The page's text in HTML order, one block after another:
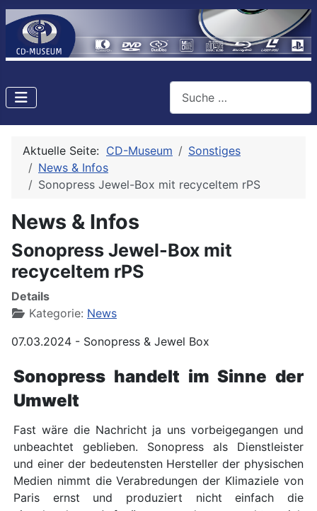
Aktuelle Seite: CD-Museum
Sonstiges
News & Infos
Sonopress Jewel-Box mit recyceltem rPS
News & Infos
Sonopress Jewel-Box mit
recyceltem rPS
Details
Kategorie: News
07.03.2024 - Sonopress & Jewel Box
Sonopress handelt im Sinne der
Umwelt
Fast wäre die Nachricht ja uns vorbeigegangen und
unbeachtet geblieben. Sonopress als Dienstleister
und einer der bedeutensten Hersteller der physischen
Medien nimmt die Verabredungen der Klimaziele von
Paris ernst und produziert nicht einfach die